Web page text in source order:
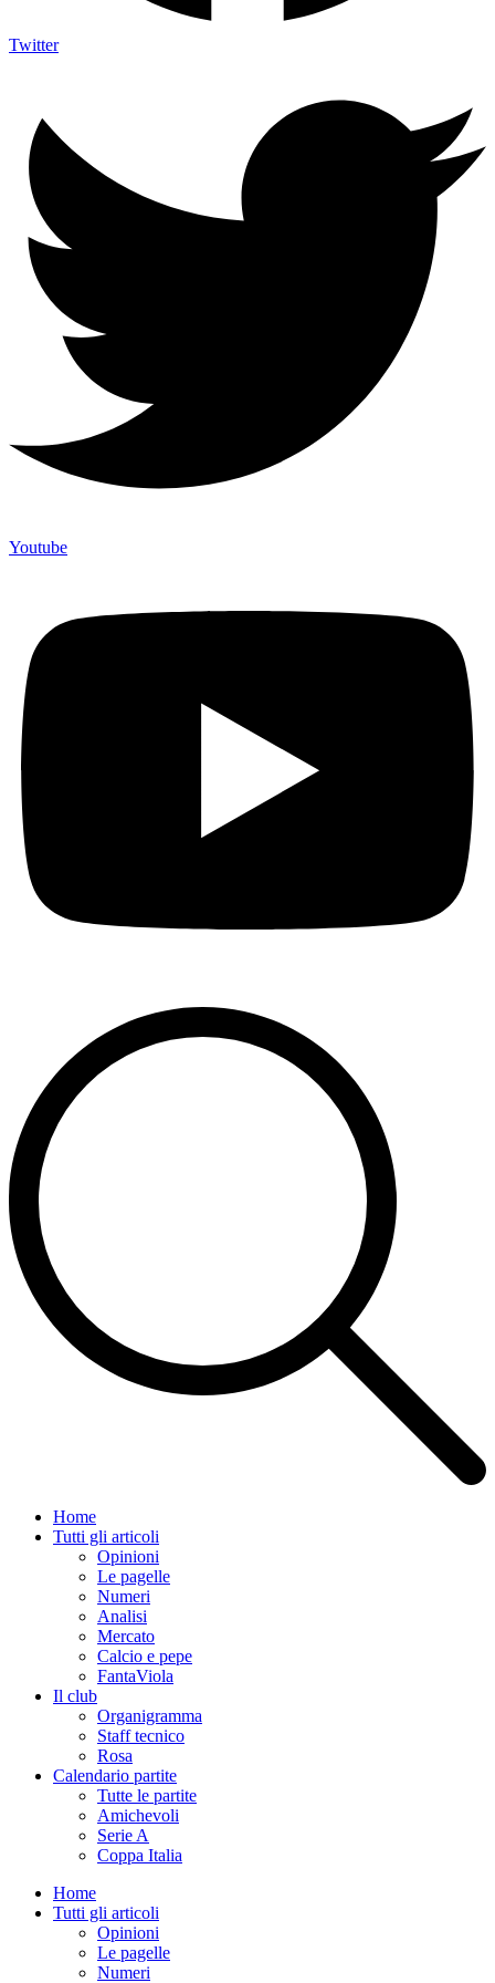
Twitter
Youtube
Home
Tutti gli articoli
Opinioni
Le pagelle
Numeri
Analisi
Mercato
Calcio e pepe
FantaViola
Il club
Organigramma
Staff tecnico
Rosa
Calendario partite
Tutte le partite
Amichevoli
Serie A
Coppa Italia
Home
Tutti gli articoli
Opinioni
Le pagelle
Numeri